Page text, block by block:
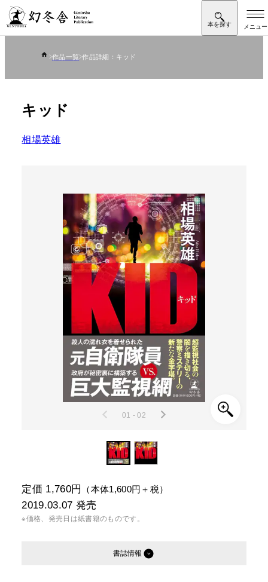
作品一覧 作品詳細：キッド
キッド
相場英雄
01 - 02
定価 1,760円 （本体1,600円＋税）
2019.03.07 発売
※価格、発売日は紙書籍のものです。
書誌情報